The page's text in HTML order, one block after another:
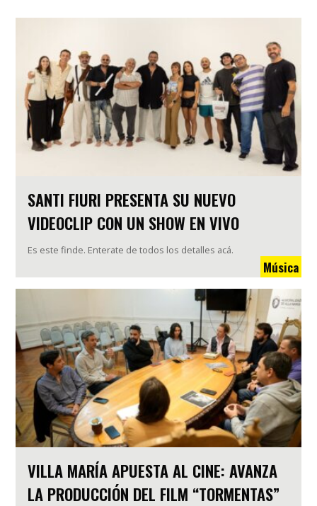
SANTI FIURI PRESENTA SU NUEVO
VIDEOCLIP CON UN SHOW EN VIVO
Es este finde. Enterate de todos los detalles acá.
Música
VILLA MARÍA APUESTA AL CINE: AVANZA
LA PRODUCCIÓN DEL FILM “TORMENTAS”